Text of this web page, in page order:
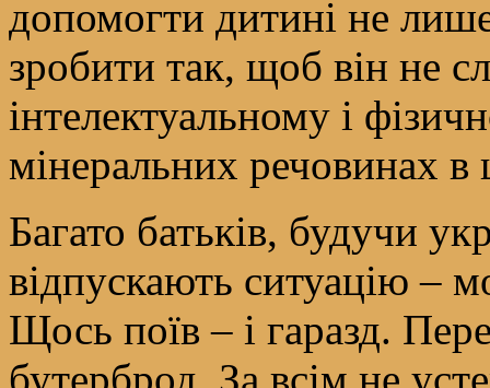
допомогти дитині не
зробити так, щоб він не
інтелектуальному і
мінеральних речовинах в
Багато батьків, будучи
відпускають ситуацію –
Щось поїв – і гаразд.
бутерброд. За всім не